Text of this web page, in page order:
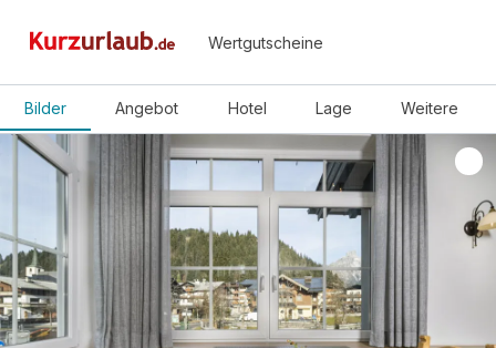
Wertgutscheine
Bilder Angebot Hotel Lage Weitere